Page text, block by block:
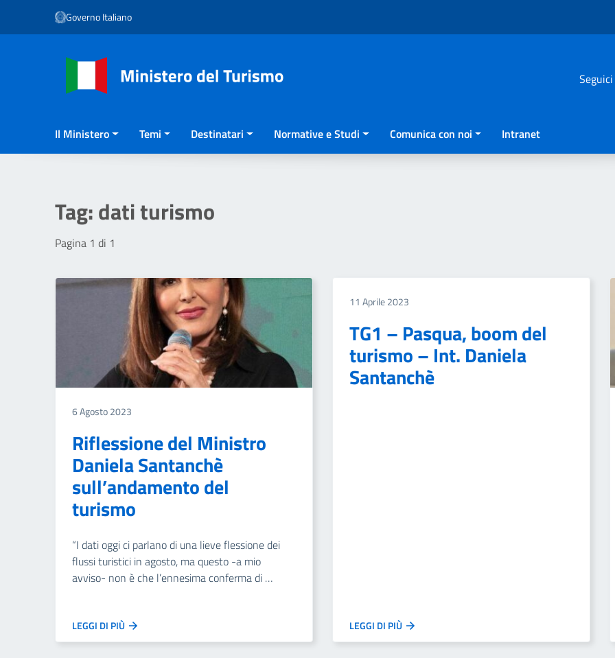
Vai ai contenuti
Vai al menu di navigazione
Governo Italiano
Il Ministero Temi Destinatari Normative e Studi Comunica con noi Intranet
Tag:dati turismo
Pagina 1 di 1
6 Agosto 2023
Riflessione del Ministro
Daniela Santanchè
sull’andamento del
turismo
“I dati oggi ci parlano di una lieve flessione dei
flussi turistici in agosto, ma questo -a mio
avviso- non è che l’ennesima conferma di …
LEGGI DI PIÙ
11 Aprile 2023
TG1 – Pasqua, boom del
turismo – Int. Daniela
Santanchè
LEGGI DI PIÙ